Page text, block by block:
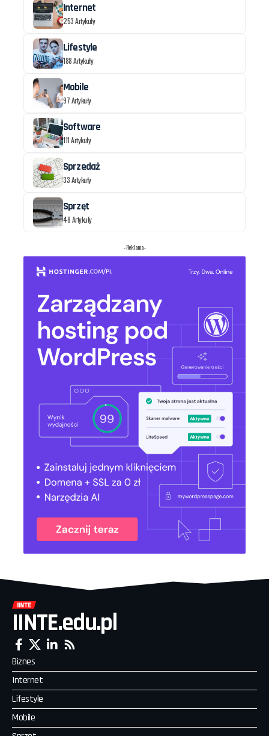
Internet
253 Artykuły
Lifestyle
188 Artykuły
Mobile
97 Artykuły
Software
111 Artykuły
Sprzedaż
33 Artykuły
Sprzęt
48 Artykuły
- Reklama -
IINTE.edu.pl
Biznes
Internet
Lifestyle
Mobile